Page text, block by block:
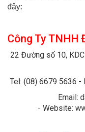
đây:
Công Ty TNHH
22 Đường số 10, KDC
Tel: (08) 6679 5636 -
Email:
- Website: